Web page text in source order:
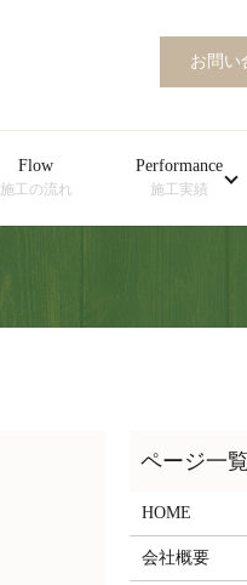
お問い
Flow
施工の流れ
Performance
施工実績
HOME
会社概要